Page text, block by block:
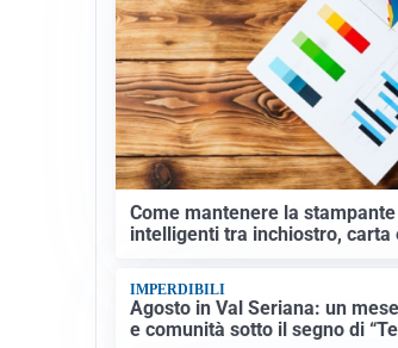
Come mantenere la
intelligenti tra inchiostro, carta
IMPERDIBILI
Agosto in Val Seriana: un
e comunità sotto il segno di